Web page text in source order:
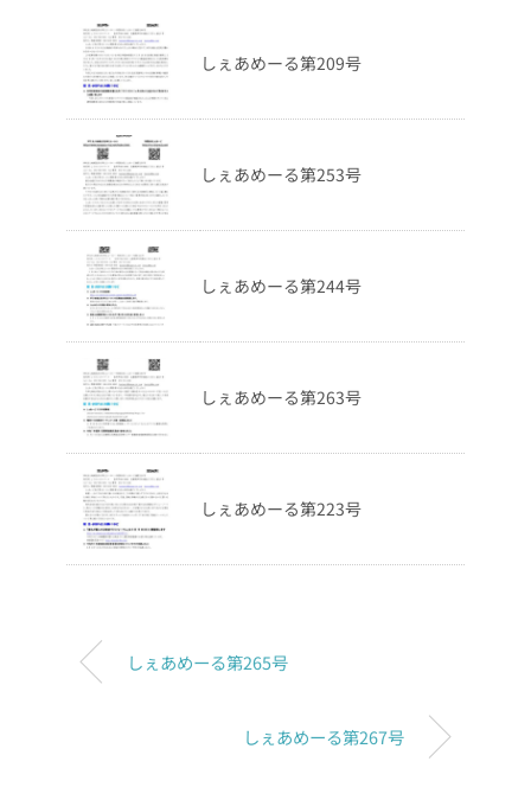
しぇあめーる第209号
しぇあめーる第253号
しぇあめーる第244号
しぇあめーる第263号
しぇあめーる第223号
しぇあめーる第265号
しぇあめーる第267号